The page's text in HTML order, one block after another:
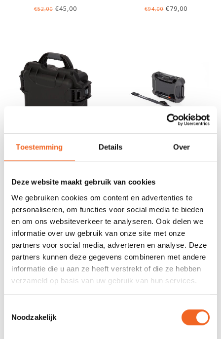
Toestemming Details Over
Deze website maakt gebruik van cookies
We gebruiken cookies om content en advertenties te
personaliseren, om functies voor social media te bieden
en om ons websiteverkeer te analyseren. Ook delen we
informatie over uw gebruik van onze site met onze
partners voor social media, adverteren en analyse. Deze
partners kunnen deze gegevens combineren met andere
informatie die u aan ze heeft verstrekt of die ze hebben
verzameld op basis van uw gebruik van hun services.
Noodzakelijk
€52,00€45,00 €94,00€79,00
NANUK 905,
WATERDICHTE BOX +
NANUK NANO 310,
WATERDICHTE BOX
NANUK 904,
NANUK 903,